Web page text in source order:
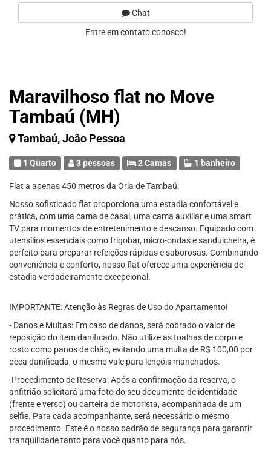
Maravilhoso flat no Move
Tambaú (MH)
Tambaú, João Pessoa
1 Quarto 3 pessoas 2 Camas 1 banheiro
Flat a apenas 450 metros da Orla de Tambaú.
Nosso sofisticado flat proporciona uma estadia confortável e
prática, com uma cama de casal, uma cama auxiliar e uma smart
TV para momentos de entretenimento e descanso. Equipado com
utensílios essenciais como frigobar, micro-ondas e sanduicheira, é
perfeito para preparar refeições rápidas e saborosas. Combinando
conveniência e conforto, nosso flat oferece uma experiência de
estadia verdadeiramente excepcional.
IMPORTANTE: Atenção às Regras de Uso do Apartamento!
- Danos e Multas: Em caso de danos, será cobrado o valor de
reposição do item danificado. Não utilize as toalhas de corpo e
rosto como panos de chão, evitando uma multa de R$ 100,00 por
peça danificada, o mesmo vale para lençóis manchados.
-Procedimento de Reserva: Após a confirmação da reserva, o
anfitrião solicitará uma foto do seu documento de identidade
(frente e verso) ou carteira de motorista, acompanhada de um
selfie. Para cada acompanhante, será necessário o mesmo
procedimento. Este é o nosso padrão de segurança para garantir
tranquilidade tanto para você quanto para nós.
Chat
Entre em contato conosco!